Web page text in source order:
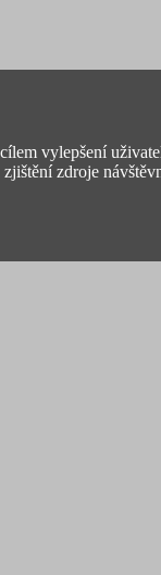
vylepšení
zdroje